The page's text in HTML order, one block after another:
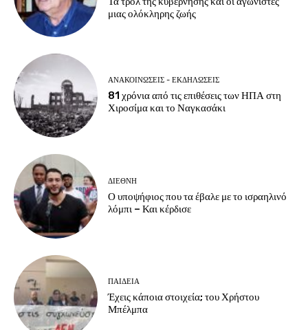
μιας ολόκληρης ζωής
ΑΝΑΚΟΙΝΩΣΕΙΣ - ΕΚΔΗΛΩΣΕΙΣ
81 χρόνια από τις επιθέσεις των ΗΠΑ στη
Χιροσίμα και το Ναγκασάκι
ΔΙΕΘΝΗ
Ο υποψήφιος που τα έβαλε με το ισραηλινό
λόμπι – Και κέρδισε
ΠΑΙΔΕΙΑ
Έχεις κάποια στοιχεία; του Χρήστου
Μπέλμπα